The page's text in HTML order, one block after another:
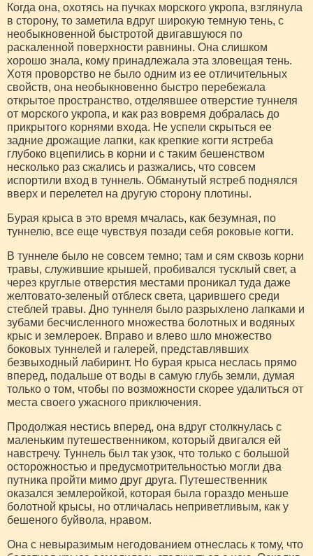
Когда она, охотясь на пучках морского укропа, взглянула
в сторону, то заметила вдруг широкую темную тень, с
необыкновенной быстротой двигавшуюся по
раскаленной поверхности равнины. Она слишком
хорошо знала, кому принадлежала эта зловещая тень.
Хотя проворство не было одним из ее отличительных
свойств, она необыкновенно быстро перебежала
открытое пространство, отделявшее отверстие туннеля
от морского укропа, и как раз вовремя добралась до
прикрытого корнями входа. Не успели скрыться ее
задние дрожащие лапки, как крепкие когти ястреба
глубоко вцепились в корни и с таким бешенством
несколько раз сжались и разжались, что совсем
испортили вход в туннель. Обманутый ястреб поднялся
вверх и перелетел на другую сторону плотины.
Бурая крыса в это время мчалась, как безумная, по
туннелю, все еще чувствуя позади себя роковые когти.
В туннеле было не совсем темно; там и сям сквозь корни
травы, служившие крышей, пробивался тусклый свет, а
через круглые отверстия местами проникал туда даже
желтовато-зеленый отблеск света, царившего среди
стеблей травы. Дно туннеля было разрыхлено лапками и
зубами бесчисленного множества болотных и водяных
крыс и землероек. Вправо и влево шло множество
боковых туннелей и галерей, представлявших
безвыходный лабиринт. Но бурая крыса неслась прямо
вперед, подальше от воды в самую глубь земли, думая
только о том, чтобы по возможности скорее удалиться от
места своего ужасного приключения.
Продолжая нестись вперед, она вдруг столкнулась с
маленьким путешественником, который двигался ей
навстречу. Туннель был так узок, что только с большой
осторожностью и предусмотрительностью могли два
путника пройти мимо друг друга. Путешественник
оказался землеройкой, которая была гораздо меньше
болотной крысы, но отличалась неприветливым, как у
бешеного буйвола, нравом.
Она с невыразимым негодованием отнеслась к тому, что